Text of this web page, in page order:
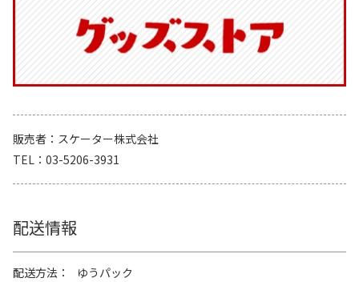
販売者
スケーター株式会社
TEL
03-5206-3931
配送情報
配送方法
ゆうパック